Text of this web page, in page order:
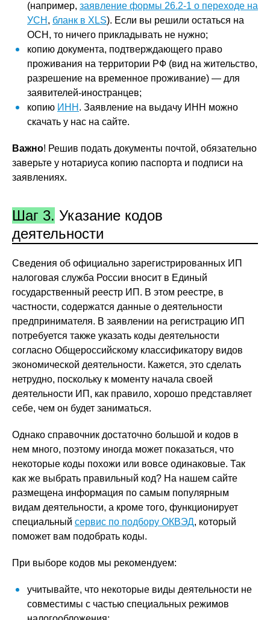
(например, заявление формы 26.2-1 о переходе на
УСН , бланк в XLS). Если вы решили остаться на
ОСН, то ничего прикладывать не нужно;
копию документа, подтверждающего право
проживания на территории РФ (вид на жительство,
разрешение на временное проживание) — для
заявителей-иностранцев;
копию ИНН . Заявление на выдачу ИНН можно
скачать у нас на сайте.
Важно! Решив подать документы почтой, обязательно
заверьте у нотариуса копию паспорта и подписи на
заявлениях.
Шаг 3. Указание кодов
деятельности
Сведения об официально зарегистрированных ИП
налоговая служба России вносит в Единый
государственный реестр ИП. В этом реестре, в
частности, содержатся данные о деятельности
предпринимателя. В заявлении на регистрацию ИП
потребуется также указать коды деятельности
согласно Общероссийскому классификатору видов
экономической деятельности. Кажется, это сделать
нетрудно, поскольку к моменту начала своей
деятельности ИП, как правило, хорошо представляет
себе, чем он будет заниматься.
Однако справочник достаточно большой и кодов в
нем много, поэтому иногда может показаться, что
некоторые коды похожи или вовсе одинаковые. Так
как же выбрать правильный код? На нашем сайте
размещена информация по самым популярным
видам деятельности, а кроме того, функционирует
специальный сервис по подбору ОКВЭД, который
поможет вам подобрать коды.
При выборе кодов мы рекомендуем:
учитывайте, что некоторые виды деятельности не
совместимы с частью специальных режимов